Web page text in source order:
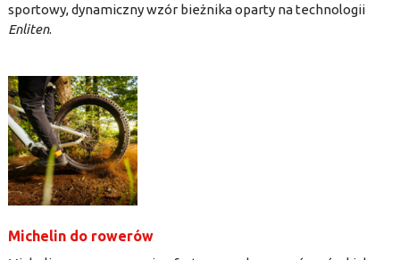
sportowy, dynamiczny wzór bieżnika oparty na technologii
Enliten.
Michelin do rowerów